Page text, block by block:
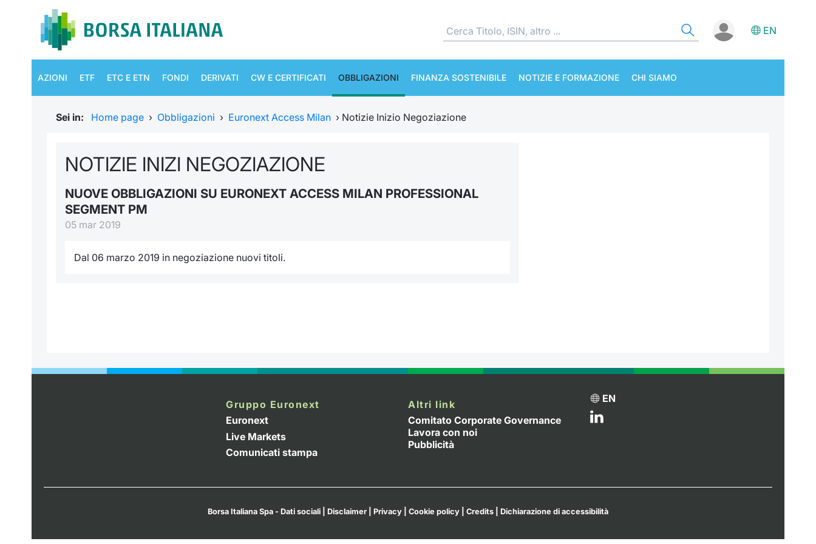
EN
AZIONI ETF ETC E ETN FONDI DERIVATI CW E CERTIFICATI OBBLIGAZIONI FINANZA SOSTENIBILE NOTIZIE E FORMAZIONE CHI SIAMO
Sei in: Home page › Obbligazioni › Euronext Access Milan › Notizie Inizio Negoziazione
NOTIZIE INIZI NEGOZIAZIONE
NUOVE OBBLIGAZIONI SU EURONEXT ACCESS MILAN PROFESSIONAL
SEGMENT PM
05 mar 2019
Dal 06 marzo 2019 in negoziazione nuovi titoli.
Gruppo Euronext
Euronext
Live Markets
Comunicati stampa
Altri link
Comitato Corporate Governance
Lavora con noi
Pubblicità
EN
Borsa Italiana Spa - Dati sociali Disclaimer Privacy Cookie policy Credits Dichiarazione di accessibilità